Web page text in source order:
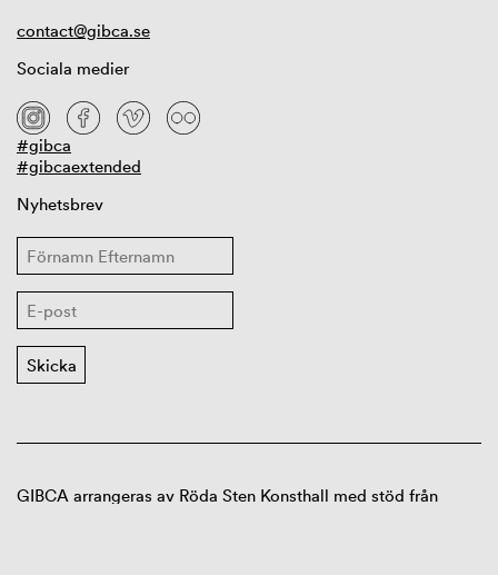
contact@gibca.se
Sociala medier
#gibca
#gibcaextended
Nyhetsbrev
GIBCA arrangeras av Röda Sten Konsthall med stöd från